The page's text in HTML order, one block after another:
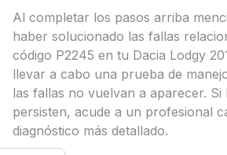
Al completar los pasos arriba
haber solucionado las fallas
código P2245 en tu Dacia Lodgy
llevar a cabo una prueba de
las fallas no vuelvan a aparecer. Si
persisten, acude a un profesional
diagnóstico más detallado.